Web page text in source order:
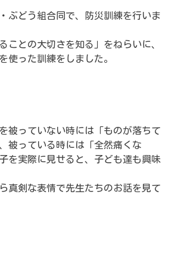
ぶどう組合同で、防災訓練を行いま
ことの大切さを知る」をねらいに、
使った訓練をしました。
被っていない時には「ものが落ちて
被っている時には「全然痛くな
を実際に見せると、子ども達も興味
真剣な表情で先生たちのお話を見て